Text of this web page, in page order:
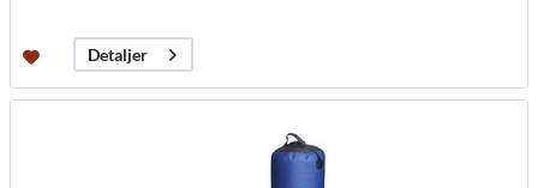
Detaljer